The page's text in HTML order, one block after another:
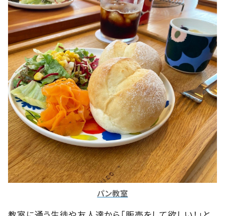
パン教室